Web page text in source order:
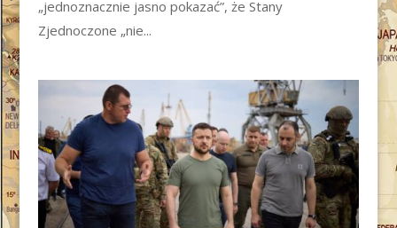
„jednoznacznie jasno pokazać”, że Stany
Zjednoczone „nie...